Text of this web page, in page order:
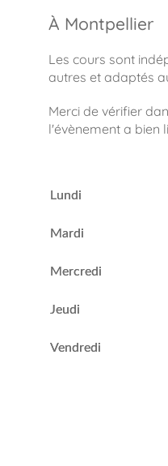
À Montpellier
Les cours sont
autres et adaptés
Merci de vérifier
l'évènement a bien
Lundi
Mardi
Mercredi
Jeudi
Vendredi